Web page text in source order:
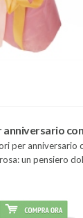
per anniversario
un pensiero